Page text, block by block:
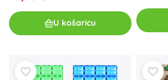
U košaricu